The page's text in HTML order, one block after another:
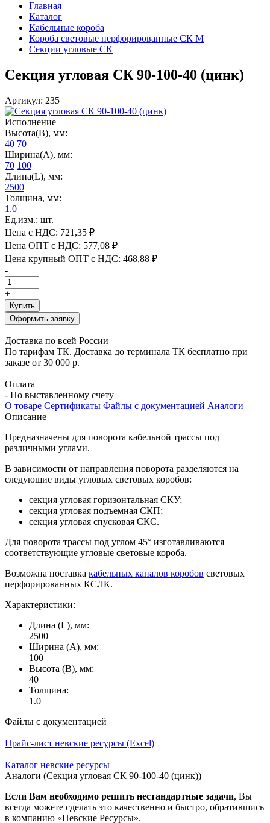
Главная
Каталог
Кабельные короба
Короба световые перфорированные СК М
Секции угловые СК
Секция угловая СК 90-100-40 (цинк)
Артикул: 235
Исполнение
Высота(В), мм:
40 70
Ширина(А), мм:
70 100
Длина(L), мм:
2500
Толщина, мм:
1.0
Ед.изм.: шт.
Цена с НДС: 721,35 ₽
Цена ОПТ с НДС: 577,08 ₽
Цена крупный ОПТ с НДС: 468,88 ₽
-
+
Купить
Оформить заявку
Доставка по всей России
По тарифам ТК. Доставка до терминала ТК бесплатно при
заказе от 30 000 р.
Оплата
- По выставленному счету
О товаре Сертификаты Файлы с документацией Аналоги
Описание
Предназначены для поворота кабельной трассы под
различными углами.
В зависимости от направления поворота разделяются на
следующие виды угловых световых коробов:
секция угловая горизонтальная СКУ;
секция угловая подъемная СКП;
секция угловая спусковая СКС.
Для поворота трассы под углом 45° изготавливаются
соответствующие угловые световые короба.
Возможна поставка кабельных каналов коробов световых
перфорированных КСЛК.
Характеристики:
Длина (L), мм:
2500
Ширина (А), мм:
100
Высота (В), мм:
40
Толщина:
1.0
Файлы с документацией
Прайс-лист невские ресурсы (Excel)
Каталог невские ресурсы
Аналоги (Секция угловая СК 90-100-40 (цинк))
Если Вам необходимо решить нестандартные задачи, Вы
всегда можете сделать это качественно и быстро, обратившись
в компанию «Невские Ресурсы».